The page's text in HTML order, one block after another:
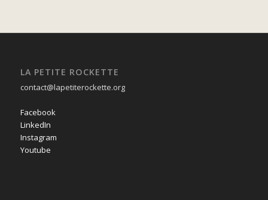
LA PETITE ROCKETTE
contact@lapetiterockette.org
Facebook
LinkedIn
Instagram
Youtube